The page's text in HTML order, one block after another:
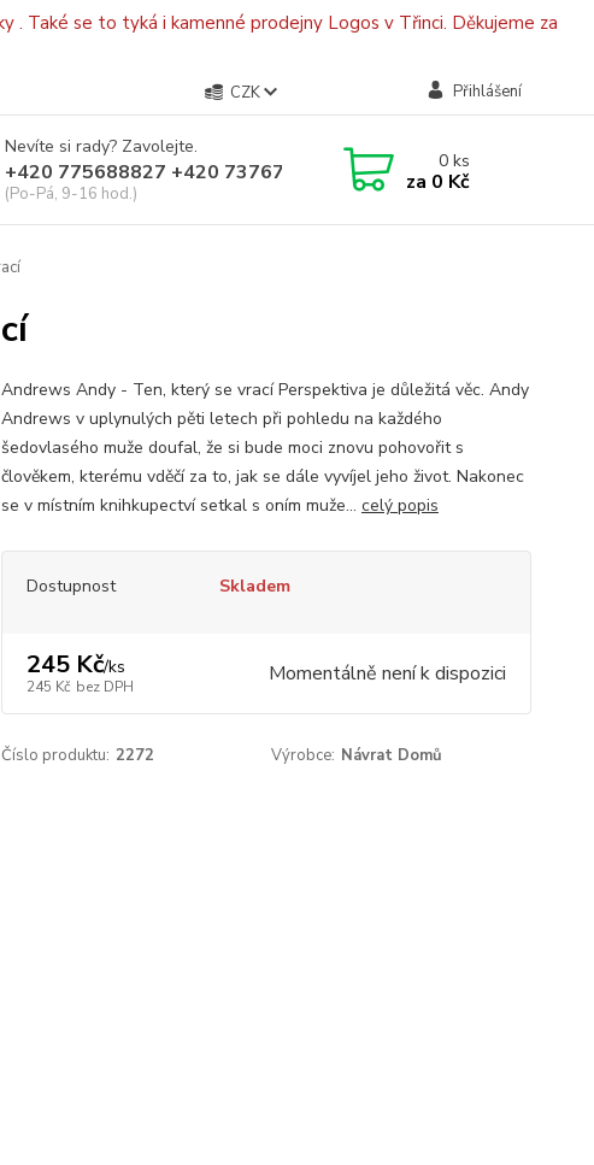
. Také se to tyká i kamenné prodejny Logos v Třinci. Děkujeme za
CZK Přihlášení
Nevíte si rady? Zavolejte.
+420 775688827 +420 737670415
(Po-Pá, 9-16 hod.)
0ks
za 0 Kč
Andrews Andy - Ten, který se vrací Perspektiva je důležitá věc. Andy
Andrews v uplynulých pěti letech při pohledu na každého
šedovlasého muže doufal, že si bude moci znovu pohovořit s
člověkem, kterému vděčí za to, jak se dále vyvíjel jeho život. Nakonec
se v místním knihkupectví setkal s oním muže... celý popis
Dostupnost Skladem
245 Kč/ks
245 Kč bez DPH Momentálně není k dispozici
Číslo produktu: 2272 Výrobce: Návrat Domů